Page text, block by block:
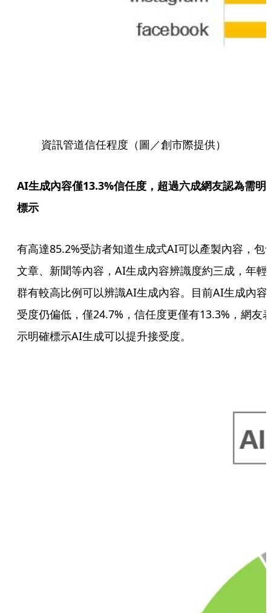
資訊管道信任程度（圖／創市際提供）
AI生成內容僅13.3%信任度，超過六成網友認為需明
標示
有高達85.2%受訪者知道生成式AI可以產製內容，包
文章、新聞等內容，AI生成內容辨識度約三成，年輕
群有較高比例可以辨識AI生成內容。目前AI生成內容
受度仍偏低，僅24.7%，信任度更僅有13.3%，網友
示明確標示AI生成可以提升接受度。